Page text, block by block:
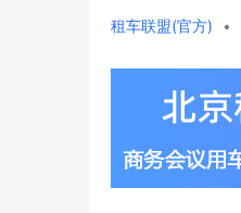
租车联盟(官方) •